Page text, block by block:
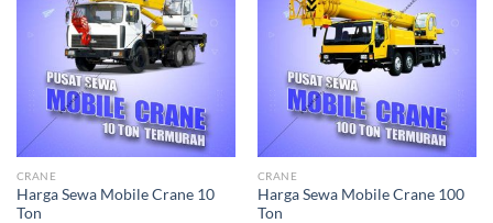
CRANE
Harga Sewa Mobile Crane 10
Ton
CRANE
Harga Sewa Mobile Crane 100
Ton